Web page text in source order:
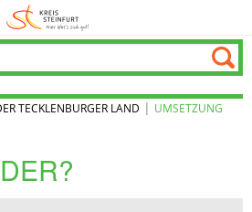
TECKLENBURGER LAND | UMSETZUNG